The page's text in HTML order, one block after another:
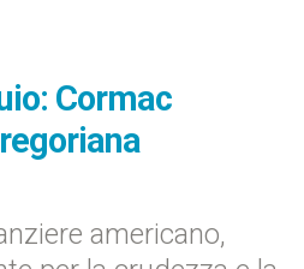
Cormac
americano,